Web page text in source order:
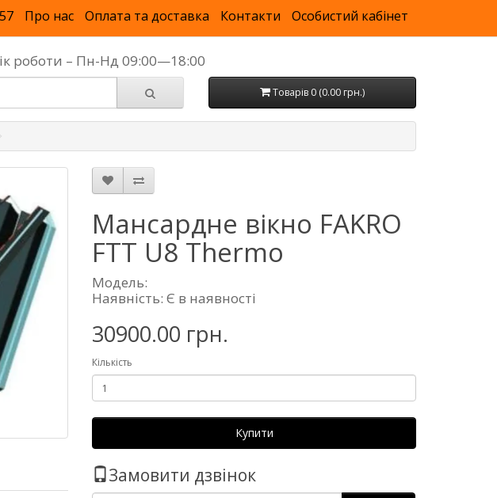
Про нас Оплата та доставка Контакти Особистий кабінет
роботи – Пн-Нд 09:00—18:00
Товарів 0 (0.00 грн.)
Мансардне вікно FAKRO
FTT U8 Thermo
Модель:
Наявність: Є в наявності
30900.00 грн.
Кількість
Купити
Замовити дзвінок